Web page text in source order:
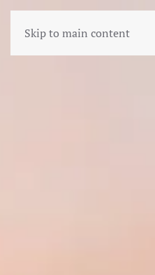
Skip to main content